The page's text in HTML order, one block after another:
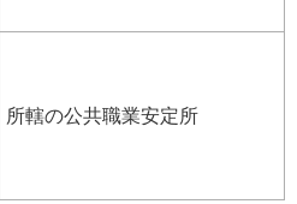
所轄の公共職業安定所